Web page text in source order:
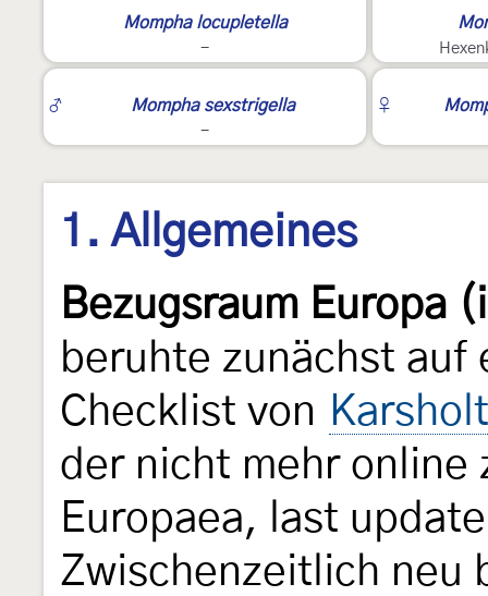
Mompha locupletella
-
♂ Mompha sexstrigella
-
♀
1. Allgemeines
Bezugsraum Europa
beruhte zunächst auf
Checklist von
der nicht mehr online
Europaea, last
Zwischenzeitlich neu